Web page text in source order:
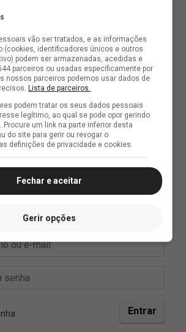
vão ser tratados, e as informações
(cookies, identificadores únicos e outros
podem ser armazenadas, acedidas e
parceiros ou usadas especificamente por
nossos parceiros podemos usar dados de
Lista de parceiros.
podem tratar os seus dados pessoais
legítimo, ao qual se pode opor gerindo
Procure um link na parte inferior desta
do site para gerir ou revogar o
definições de privacidade e cookies.
Fechar e aceitar
Gerir opções